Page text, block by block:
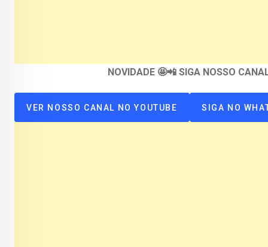
NOVIDADE 🤩📲 SIGA NOSSO
VER NOSSO CANAL NO YOUTUBE SIGA NO